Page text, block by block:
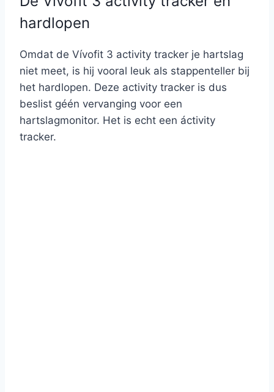
hardlopen
Omdat de Vívofit 3 activity tracker je hartslag
niet meet, is hij vooral leuk als stappenteller bij
het hardlopen. Deze activity tracker is dus
beslist géén vervanging voor een
hartslagmonitor. Het is echt een áctivity
tracker.